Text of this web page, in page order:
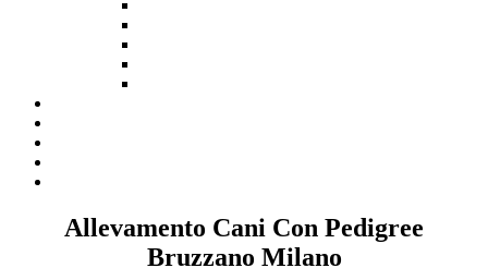
Allevamento Cani Con Pedigree
Bruzzano Milano